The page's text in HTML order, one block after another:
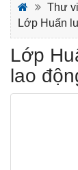
Thư
Lớp Huấn
Lớp
lao